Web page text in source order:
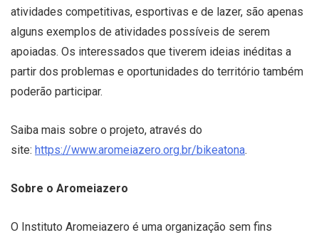
atividades competitivas, esportivas e de lazer, são apenas
alguns exemplos de atividades possíveis de serem
apoiadas. Os interessados que tiverem ideias inéditas a
partir dos problemas e oportunidades do território também
poderão participar.
Saiba mais sobre o projeto, através do
site: https://www.aromeiazero.org.br/bikeatona.
Sobre o Aromeiazero
O Instituto Aromeiazero é uma organização sem fins